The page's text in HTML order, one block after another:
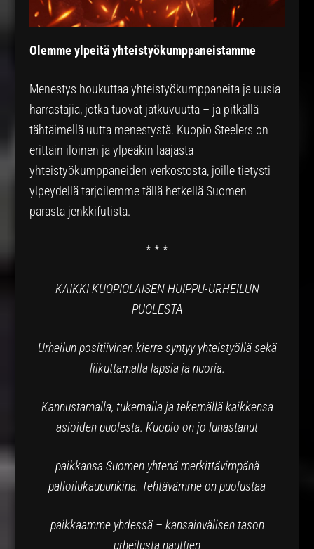
Olemme ylpeitä yhteistyökumppaneistamme
Menestys houkuttaa yhteistyökumppaneita ja uusia
harrastajia, jotka tuovat jatkuvuutta – ja pitkällä
tähtäimellä uutta menestystä. Kuopio Steelers on
erittäin iloinen ja ylpeäkin laajasta
yhteistyökumppaneiden verkostosta, joille tietysti
ylpeydellä tarjoilemme tällä hetkellä Suomen
parasta jenkkifutista.
* * *
KAIKKI KUOPIOLAISEN HUIPPU-URHEILUN
PUOLESTA
Urheilun positiivinen kierre syntyy yhteistyöllä sekä
liikuttamalla lapsia ja nuoria.
Kannustamalla, tukemalla ja tekemällä kaikkensa
asioiden puolesta. Kuopio on jo lunastanut
paikkansa Suomen yhtenä merkittävimpänä
palloilukaupunkina. Tehtävämme on puolustaa
paikkaamme yhdessä – kansainvälisen tason
urheilusta nauttien